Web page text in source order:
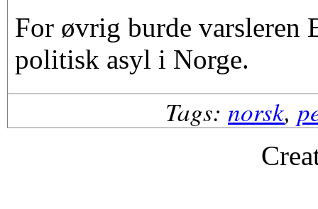
For øvrig burde varsleren
politisk asyl i Norge.
Tags: norsk,